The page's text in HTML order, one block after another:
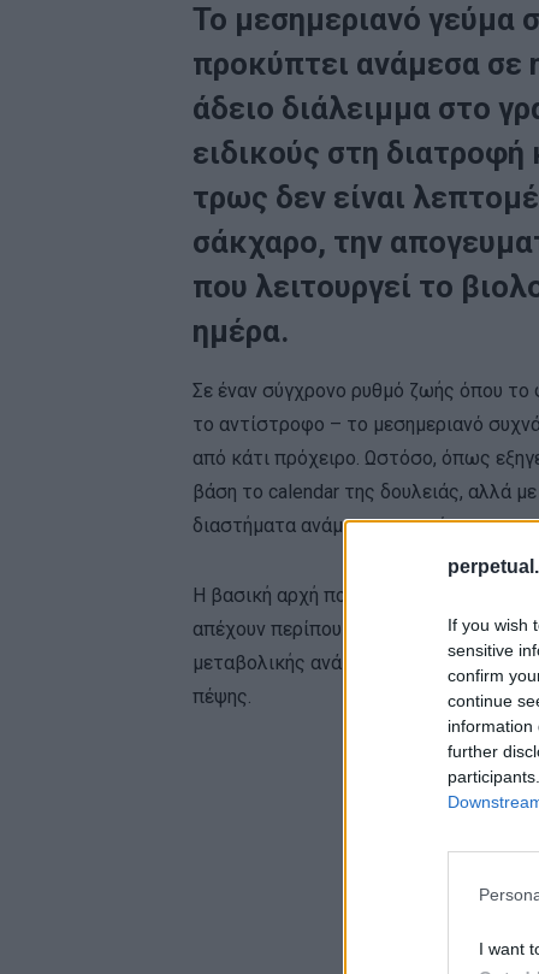
If you wish
sensitive
confirm
continue
information
further
I want
Το μεσημεριανό γεύμα
προκύπτει ανάμεσα σε
άδειο διάλειμμα στο
ειδικούς στη
τρως δεν είναι
σάκχαρο, την
που λειτουργεί το
ημέρα.
Σε έναν σύγχρονο ρυθμό ζωής όπου
το αντίστροφο – το μεσημεριανό
από κάτι πρόχειρο. Ωστόσο, όπως
βάση το calendar της δουλειάς, αλλά
διαστήματα ανάμεσα στα γεύματα.
Η βασική αρχή που προκύπτει από τη
απέχουν περίπου τέσσερις ώρες
μεταβολικής ανάκαμψης, κατά τα
πέψης.